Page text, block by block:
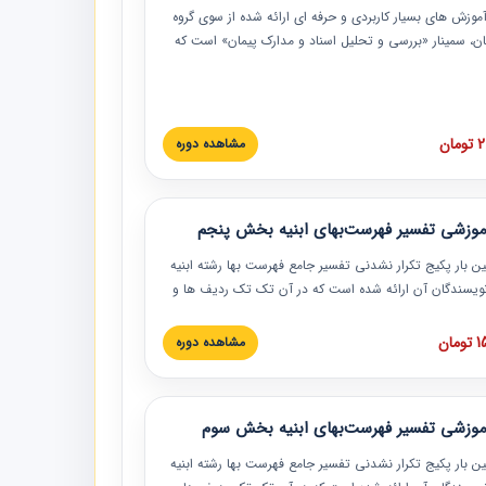
های بسیار کاربردی و حرفه‏ ای ارائه شده از سوی گروه
سمینار «بررسی و تحلیل اسناد و مدارک پیمان» است که
این خصوص ارائه شده است.
مشاهده دوره
تفسیر فهرست‌بهای ابنیه بخش پنجم
بار پکیج تکرار نشدنی تفسیر جامع فهرست بها رشته ابنیه
نویسندگان آن ارائه شده است که در آن تک تک ردیف ها و
و به همراه تصاویر عملیات اجرایی مرتبط با ردیف های
بها ارائه شده است. این دوره با کلام مهندس
مدیر پروژه مهندسی مشاور در امر بازنگری فهرست
حال فعالیت هستند حتما توصیه می کنیم از مطالب این
نمایند.
مشاهده دوره
تفسیر فهرست‌بهای ابنیه بخش سوم
بار پکیج تکرار نشدنی تفسیر جامع فهرست بها رشته ابنیه